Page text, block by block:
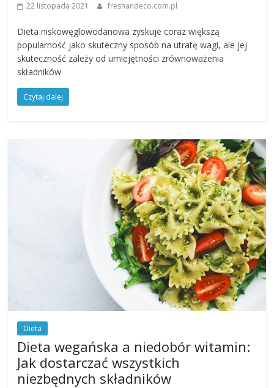
22 listopada 2021 freshandeco.com.pl
Dieta niskowęglowodanowa zyskuje coraz większą
popularność jako skuteczny sposób na utratę wagi, ale jej
skuteczność zależy od umiejętności zrównoważenia
składników
Czytaj dalej
Dieta
Dieta wegańska a niedobór witamin:
Jak dostarczać wszystkich
niezbędnych składników